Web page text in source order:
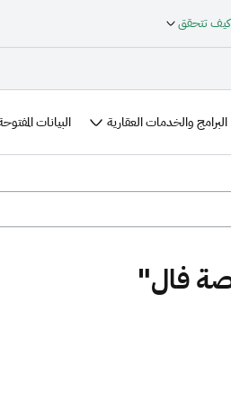
كيف تتحقق
البرامج والخدمات العقارية البيانات
فال"